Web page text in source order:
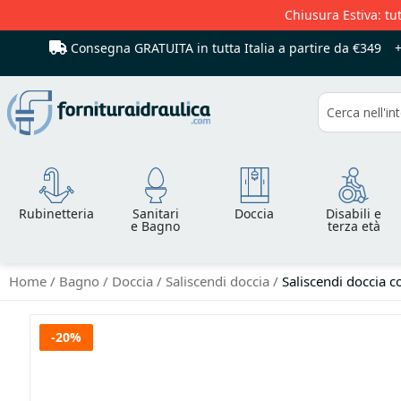
Chiusura Estiva:
Consegna GRATUITA in tutta Italia a partire da €349
Cerca
Rubinetteria Sanitari
e Bagno
Doccia Disabili e
terza età
Home Bagno Doccia Saliscendi doccia Saliscendi doccia
Vai
-20%